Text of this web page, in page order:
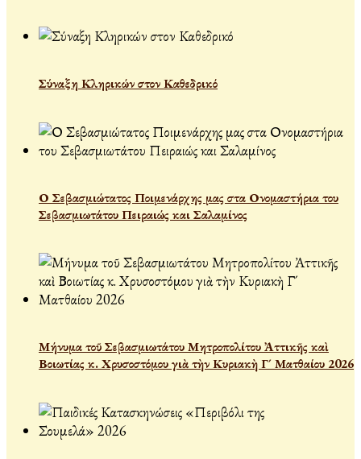
Σύναξη Κληρικών στον Καθεδρικό
Ο Σεβασμιώτατος Ποιμενάρχης μας στα Ονομαστήρια του
Σεβασμιωτάτου Πειραιώς και Σαλαμίνος
Μήνυμα τοῦ Σεβασμιωτάτου Μητροπολίτου Ἀττικῆς καὶ
Βοιωτίας κ. Χρυσοστόμου γιὰ τὴν Κυριακὴ Γ´ Ματθαίου 2026